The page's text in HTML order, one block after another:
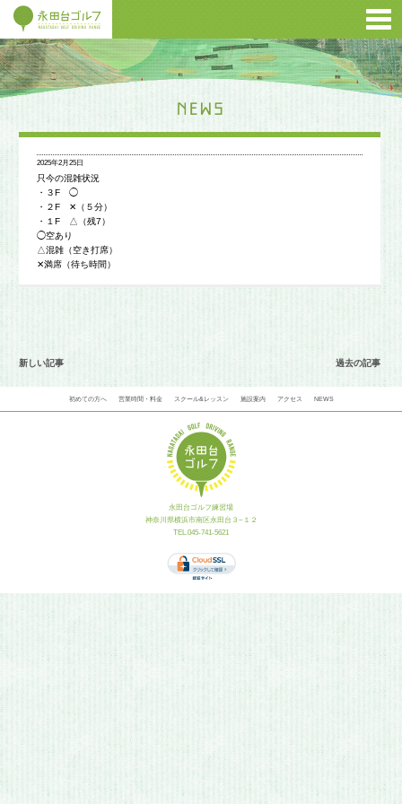
2025年2月25日
只今の混雑状況
・３F ◯
・２F ✕（５分）
・１F △（残7）
◯空あり
△混雑（空き打席）
✕満席（待ち時間）
新しい記事 過去の記事
初めての方へ 営業時間・料金 スクール&レッスン 施設案内 アクセス NEWS
永田台ゴルフ練習場
神奈川県横浜市南区永田台３−１２
TEL.045-741-5621